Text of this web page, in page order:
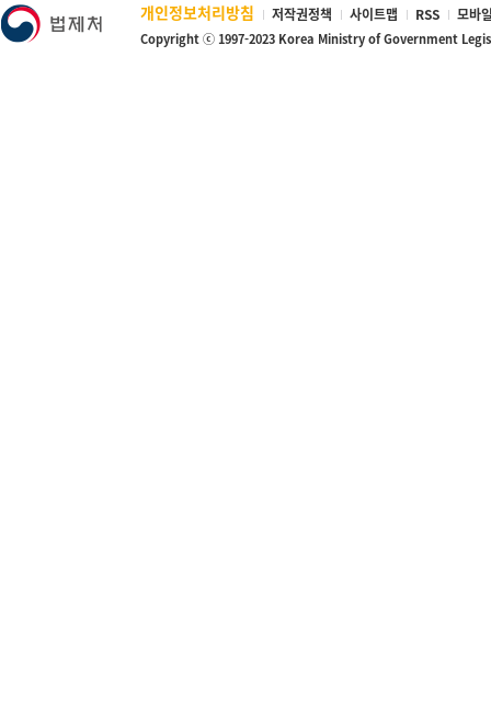
개인정보처리방침 저작권정책 사이트맵 RSS 모바
Copyright ⓒ 1997-2023 Korea Ministry of Government